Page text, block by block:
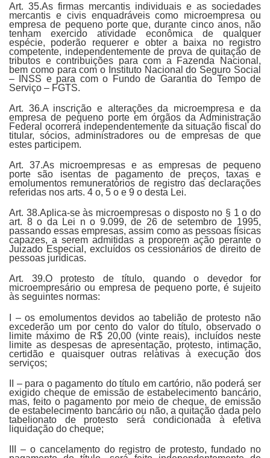
Art. 35.As firmas mercantis individuais e as sociedades
mercantis e civis enquadráveis como microempresa ou
empresa de pequeno porte que, durante cinco anos, não
tenham exercido atividade econômica de qualquer
espécie, poderão requerer e obter a baixa no registro
competente, independentemente de prova de quitação de
tributos e contribuições para com a Fazenda Nacional,
bem como para com o Instituto Nacional do Seguro Social
– INSS e para com o Fundo de Garantia do Tempo de
Serviço – FGTS.
Art. 36.A inscrição e alterações da microempresa e da
empresa de pequeno porte em órgãos da Administração
Federal ocorrerá independentemente da situação fiscal do
titular, sócios, administradores ou de empresas de que
estes participem.
Art. 37.As microempresas e as empresas de pequeno
porte são isentas de pagamento de preços, taxas e
emolumentos remuneratórios de registro das declarações
referidas nos arts. 4 o, 5 o e 9 o desta Lei.
Art. 38.Aplica-se às microempresas o disposto no § 1 o do
art. 8 o da Lei n o 9.099, de 26 de setembro de 1995,
passando essas empresas, assim como as pessoas físicas
capazes, a serem admitidas a proporem ação perante o
Juizado Especial, excluídos os cessionários de direito de
pessoas jurídicas.
Art. 39.O protesto de título, quando o devedor for
microempresário ou empresa de pequeno porte, é sujeito
às seguintes normas:
I – os emolumentos devidos ao tabelião de protesto não
excederão um por cento do valor do título, observado o
limite máximo de R$ 20,00 (vinte reais), incluídos neste
limite as despesas de apresentação, protesto, intimação,
certidão e quaisquer outras relativas à execução dos
serviços;
II – para o pagamento do título em cartório, não poderá ser
exigido cheque de emissão de estabelecimento bancário,
mas, feito o pagamento por meio de cheque, de emissão
de estabelecimento bancário ou não, a quitação dada pelo
tabelionato de protesto será condicionada à efetiva
liquidação do cheque;
III – o cancelamento do registro de protesto, fundado no